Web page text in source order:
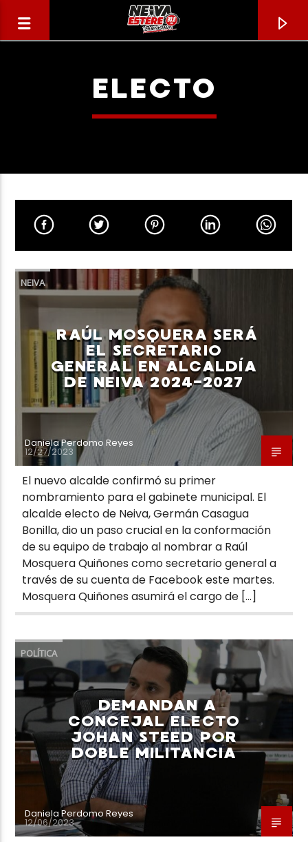
TÍTULO
ARTISTA
Neiva Estereo
ELECTO
NEIVA
RAÚL MOSQUERA SERÁ
EL SECRETARIO
GENERAL EN ALCALDÍA
DE NEIVA 2024-2027
Daniela Perdomo Reyes
12/27/2023
El nuevo alcalde confirmó su primer
nombramiento para el gabinete municipal. El
alcalde electo de Neiva, Germán Casagua
Bonilla, dio un paso crucial en la conformación
de su equipo de trabajo al nombrar a Raúl
Mosquera Quiñones como secretario general a
través de su cuenta de Facebook este martes.
Mosquera Quiñones asumirá el cargo de […]
POLÍTICA
DEMANDAN A
CONCEJAL ELECTO
JOHAN STEED POR
DOBLE MILITANCIA
Daniela Perdomo Reyes
12/06/2023